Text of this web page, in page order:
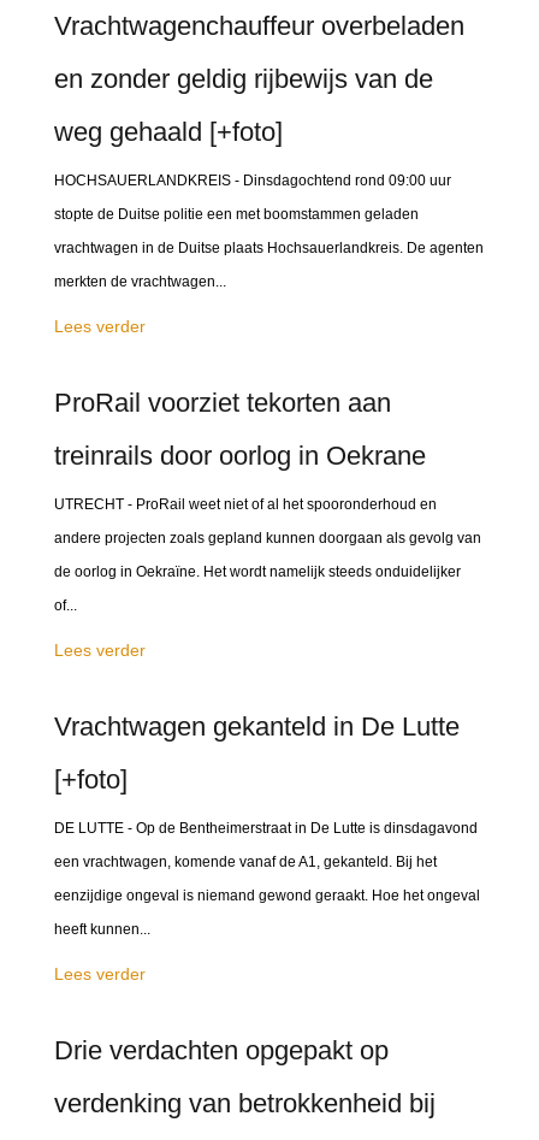
Vrachtwagenchauffeur overbeladen
en zonder geldig rijbewijs van de
weg gehaald [+foto]
HOCHSAUERLANDKREIS - Dinsdagochtend rond 09:00 uur
stopte de Duitse politie een met boomstammen geladen
vrachtwagen in de Duitse plaats Hochsauerlandkreis. De agenten
merkten de vrachtwagen...
Lees verder
ProRail voorziet tekorten aan
treinrails door oorlog in Oekrane
UTRECHT - ProRail weet niet of al het spooronderhoud en
andere projecten zoals gepland kunnen doorgaan als gevolg van
de oorlog in Oekraïne. Het wordt namelijk steeds onduidelijker
of...
Lees verder
Vrachtwagen gekanteld in De Lutte
[+foto]
DE LUTTE - Op de Bentheimerstraat in De Lutte is dinsdagavond
een vrachtwagen, komende vanaf de A1, gekanteld. Bij het
eenzijdige ongeval is niemand gewond geraakt. Hoe het ongeval
heeft kunnen...
Lees verder
Drie verdachten opgepakt op
verdenking van betrokkenheid bij